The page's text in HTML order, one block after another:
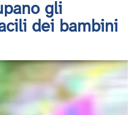
gli
dei bambini